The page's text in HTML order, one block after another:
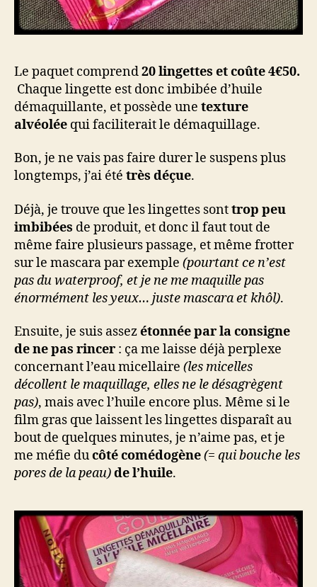
Le paquet comprend20 lingettes et coûte 4€50.
Chaque lingette est donc imbibée d’huile
démaquillante, et possède une texture
alvéolée qui faciliterait le démaquillage.
Bon, je ne vais pas faire durer le suspens plus
longtemps, j’ai été très déçue.
Déjà, je trouve que les lingettes sonttrop peu
imbibées de produit, et donc il faut tout de
même faire plusieurs passage, et même frotter
sur le mascara par exemple (pourtant ce n’est
pas du waterproof, et je ne me maquille pas
énormément les yeux… juste mascara et khôl).
Ensuite, je suis assezétonnée par la consigne
de ne pas rincer : ça me laisse déjà perplexe
concernant l’eau micellaire (les micelles
décollent le maquillage, elles ne le désagrègent
pas), mais avec l’huile encore plus. Même si le
film gras que laissent les lingettes disparaît au
bout de quelques minutes, je n’aime pas, et je
me méfie ducôté comédogène(= qui bouche les
pores de la peau)de l’huile.